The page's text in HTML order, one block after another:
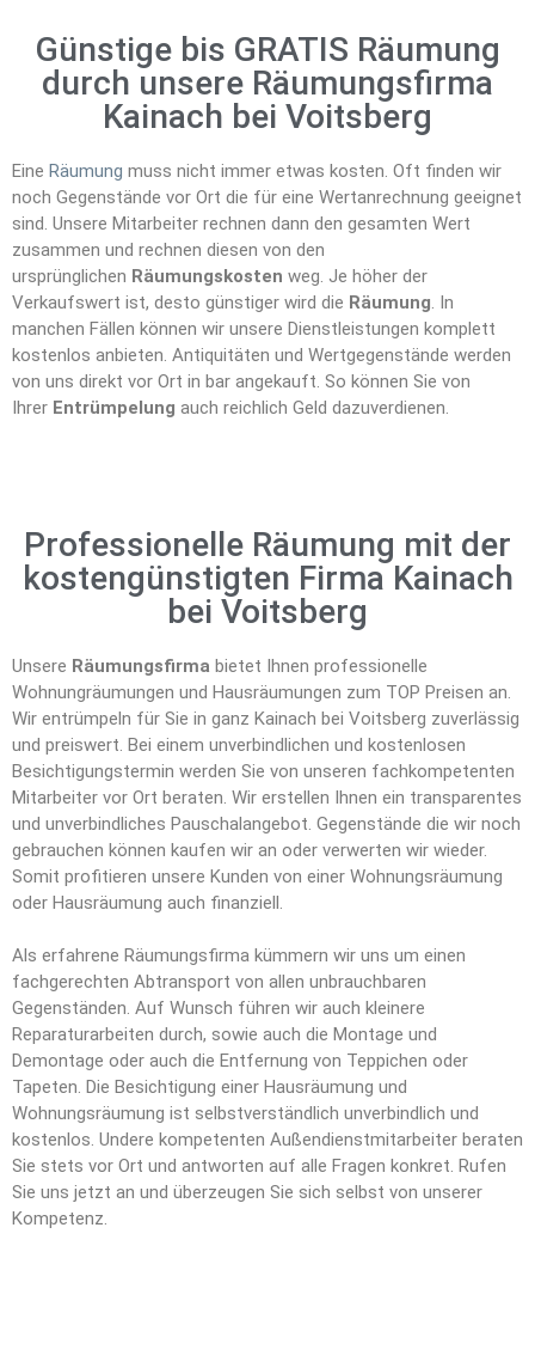
Günstige bis GRATIS Räumung
durch unsere Räumungsfirma
Kainach bei Voitsberg
Eine Räumung muss nicht immer etwas kosten. Oft finden wir
noch Gegenstände vor Ort die für eine Wertanrechnung geeignet
sind. Unsere Mitarbeiter rechnen dann den gesamten Wert
zusammen und rechnen diesen von den
ursprünglichen Räumungskosten weg. Je höher der
Verkaufswert ist, desto günstiger wird die Räumung. In
manchen Fällen können wir unsere Dienstleistungen komplett
kostenlos anbieten. Antiquitäten und Wertgegenstände werden
von uns direkt vor Ort in bar angekauft. So können Sie von
Ihrer Entrümpelung auch reichlich Geld dazuverdienen.
Professionelle Räumung mit der
kostengünstigten Firma Kainach
bei Voitsberg
Unsere Räumungsfirma bietet Ihnen professionelle
Wohnungräumungen und Hausräumungen zum TOP Preisen an.
Wir entrümpeln für Sie in ganz Kainach bei Voitsberg zuverlässig
und preiswert. Bei einem unverbindlichen und kostenlosen
Besichtigungstermin werden Sie von unseren fachkompetenten
Mitarbeiter vor Ort beraten. Wir erstellen Ihnen ein transparentes
und unverbindliches Pauschalangebot. Gegenstände die wir noch
gebrauchen können kaufen wir an oder verwerten wir wieder.
Somit profitieren unsere Kunden von einer Wohnungsräumung
oder Hausräumung auch finanziell.
Als erfahrene Räumungsfirma kümmern wir uns um einen
fachgerechten Abtransport von allen unbrauchbaren
Gegenständen. Auf Wunsch führen wir auch kleinere
Reparaturarbeiten durch, sowie auch die Montage und
Demontage oder auch die Entfernung von Teppichen oder
Tapeten. Die Besichtigung einer Hausräumung und
Wohnungsräumung ist selbstverständlich unverbindlich und
kostenlos. Undere kompetenten Außendienstmitarbeiter beraten
Sie stets vor Ort und antworten auf alle Fragen konkret. Rufen
Sie uns jetzt an und überzeugen Sie sich selbst von unserer
Kompetenz.